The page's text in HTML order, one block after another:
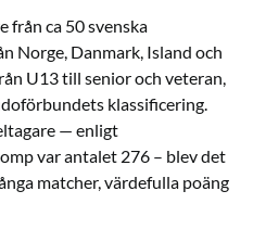
från ca 50 svenska
Norge, Danmark, Island och
U13 till senior och veteran,
klassificering.
— enligt
var antalet 276 – blev det
matcher, värdefulla poäng